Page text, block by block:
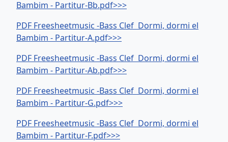
Bambim - Partitur-Bb.pdf>>>
PDF Freesheetmusic -Bass Clef Dormi, dormi el
Bambim - Partitur-A.pdf>>>
PDF Freesheetmusic -Bass Clef Dormi, dormi el
Bambim - Partitur-Ab.pdf>>>
PDF Freesheetmusic -Bass Clef Dormi, dormi el
Bambim - Partitur-G.pdf>>>
PDF Freesheetmusic -Bass Clef Dormi, dormi el
Bambim - Partitur-F.pdf>>>